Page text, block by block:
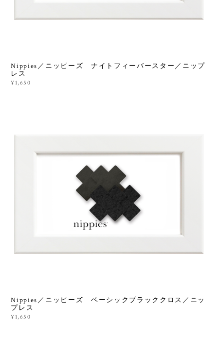
Nippies／ニッピーズ ナイトフィーバースター／ニップ
レス
¥1,650
Nippies／ニッピーズ ベーシックブラッククロス／ニッ
プレス
¥1,650